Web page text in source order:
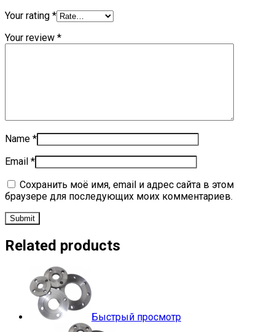
Your rating *
Your review *
Name *
Email *
Сохранить моё имя, email и адрес сайта в этом
браузере для последующих моих комментариев.
Related products
Быстрый просмотр